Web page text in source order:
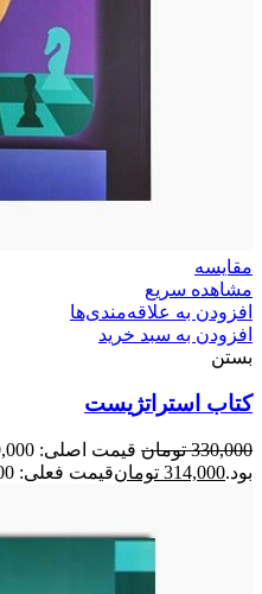
مقایسه
مشاهده سریع
افزودن به علاقه‌مندی‌ها
افزودن به سبد خرید
بستن
کتاب استراتژیست
330,000 تومان
بود.314,000 تومانقیمت فعلی: 314,000 تومان.